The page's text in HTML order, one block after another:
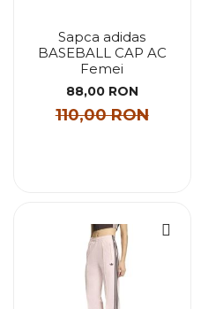
Sapca adidas
BASEBALL CAP AC
Femei
88,00 RON
110,00 RON